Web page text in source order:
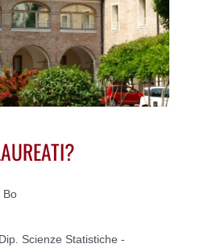
Bo
Scienze Statistiche -